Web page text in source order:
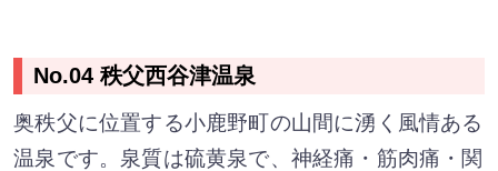
No.04 秩父西谷津温泉
奥秩父に位置する小鹿野町の山間に湧く風情ある
温泉です。泉質は硫黄泉で、神経痛・筋肉痛・関